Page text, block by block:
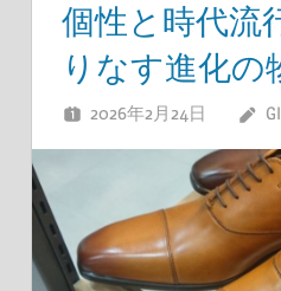
個性と時代流
りなす進化の
2026年2月24日